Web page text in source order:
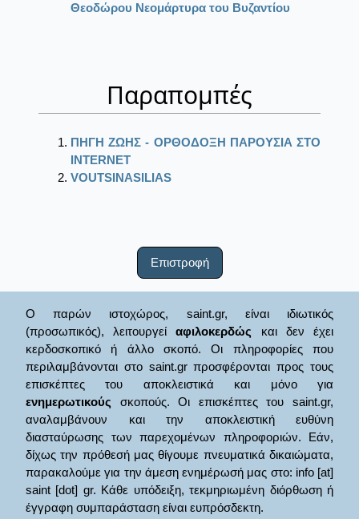
Θεοδώρου Νεομάρτυρα του Βυζαντίου
Παραπομπές
ΠΗΓΗ ΖΩΗΣ - ΟΡΘΟΔΟΞΗ ΠΑΡΟΥΣΙΑ ΣΤΟ
ΙΝΤΕRΝΕΤ
VOUTSINASILIAS
Επιστροφή
Ο παρών ιστοχώρος, saint.gr, είναι ιδιωτικός
(προσωπικός), λειτουργείαφιλοκερδώς και δεν έχει
κερδοσκοπικό ή άλλο σκοπό. Οι πληροφορίες που
περιλαμβάνονται στο saint.gr προσφέρονται προς τους
επισκέπτες του αποκλειστικά και μόνο για
ενημερωτικούς σκοπούς. Οι επισκέπτες του saint.gr,
αναλαμβάνουν και την αποκλειστική ευθύνη
διασταύρωσης των παρεχομένων πληροφοριών. Εάν,
δίχως την πρόθεσή μας θίγουμε πνευματικά δικαιώματα,
παρακαλούμε για την άμεση ενημέρωσή μας στο: info [at]
saint [dot] gr. Κάθε υπόδειξη, τεκμηριωμένη διόρθωση ή
έγγραφη συμπαράσταση είναι ευπρόσδεκτη.